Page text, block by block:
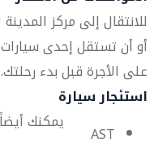
للانتقال إلى مركز
أو أن تستقل إحدى
على الأجرة قبل بدء رحلتك.
استئجار سيارة
AST
يمكنك